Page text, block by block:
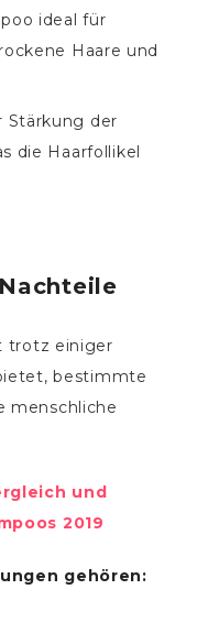
ideal für
Haare und
Stärkung der
die Haarfollikel
trotz einiger
bestimmte
menschliche
und
2019
gehören: